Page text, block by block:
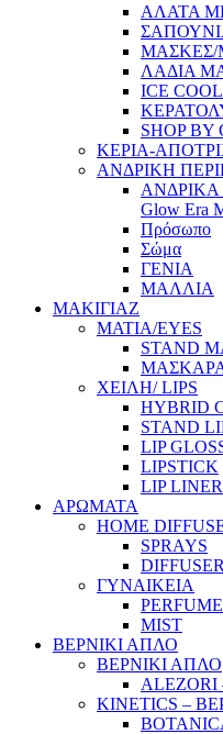
ΑΛΑΤΑ
ΜΑΣΚΕΣ/
ΛΑΔΙΑ
ICE
SHOP BY
ΚΕΡΙΑ-
ΑΝΔΡΙΚΗ
ΑΝΔΡΙΚΑ
Glow Era
Πρόσωπο
Σώμα
ΓΕΝΙΑ
ΜΑΛΛΙΑ
ΜΑΚΙΓΙΑΖ
ΜΑΤΙΑ/EYES
STAND
ΧΕΙΛΗ/ LIPS
HYBRID
STAND
LIP
LIPSTICK
LIP
ΑΡΩΜΑΤΑ
HOME
SPRAYS
ΓΥΝΑΙΚΕΙΑ
MIST
ΒΕΡΝΙΚΙ ΑΠΛΟ
ΒΕΡΝΙΚΙ ΑΠΛΟ
KINETICS –